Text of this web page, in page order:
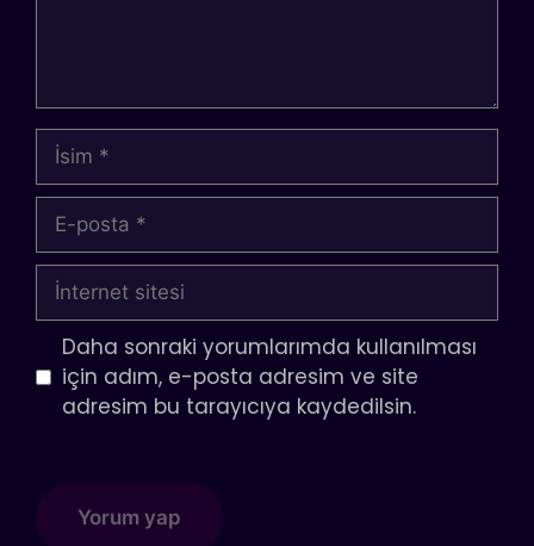
İsim
posta
İnternet
sitesi
Daha sonraki yorumlarımda kullanılması
için adım, e-posta adresim ve site
adresim bu tarayıcıya kaydedilsin.